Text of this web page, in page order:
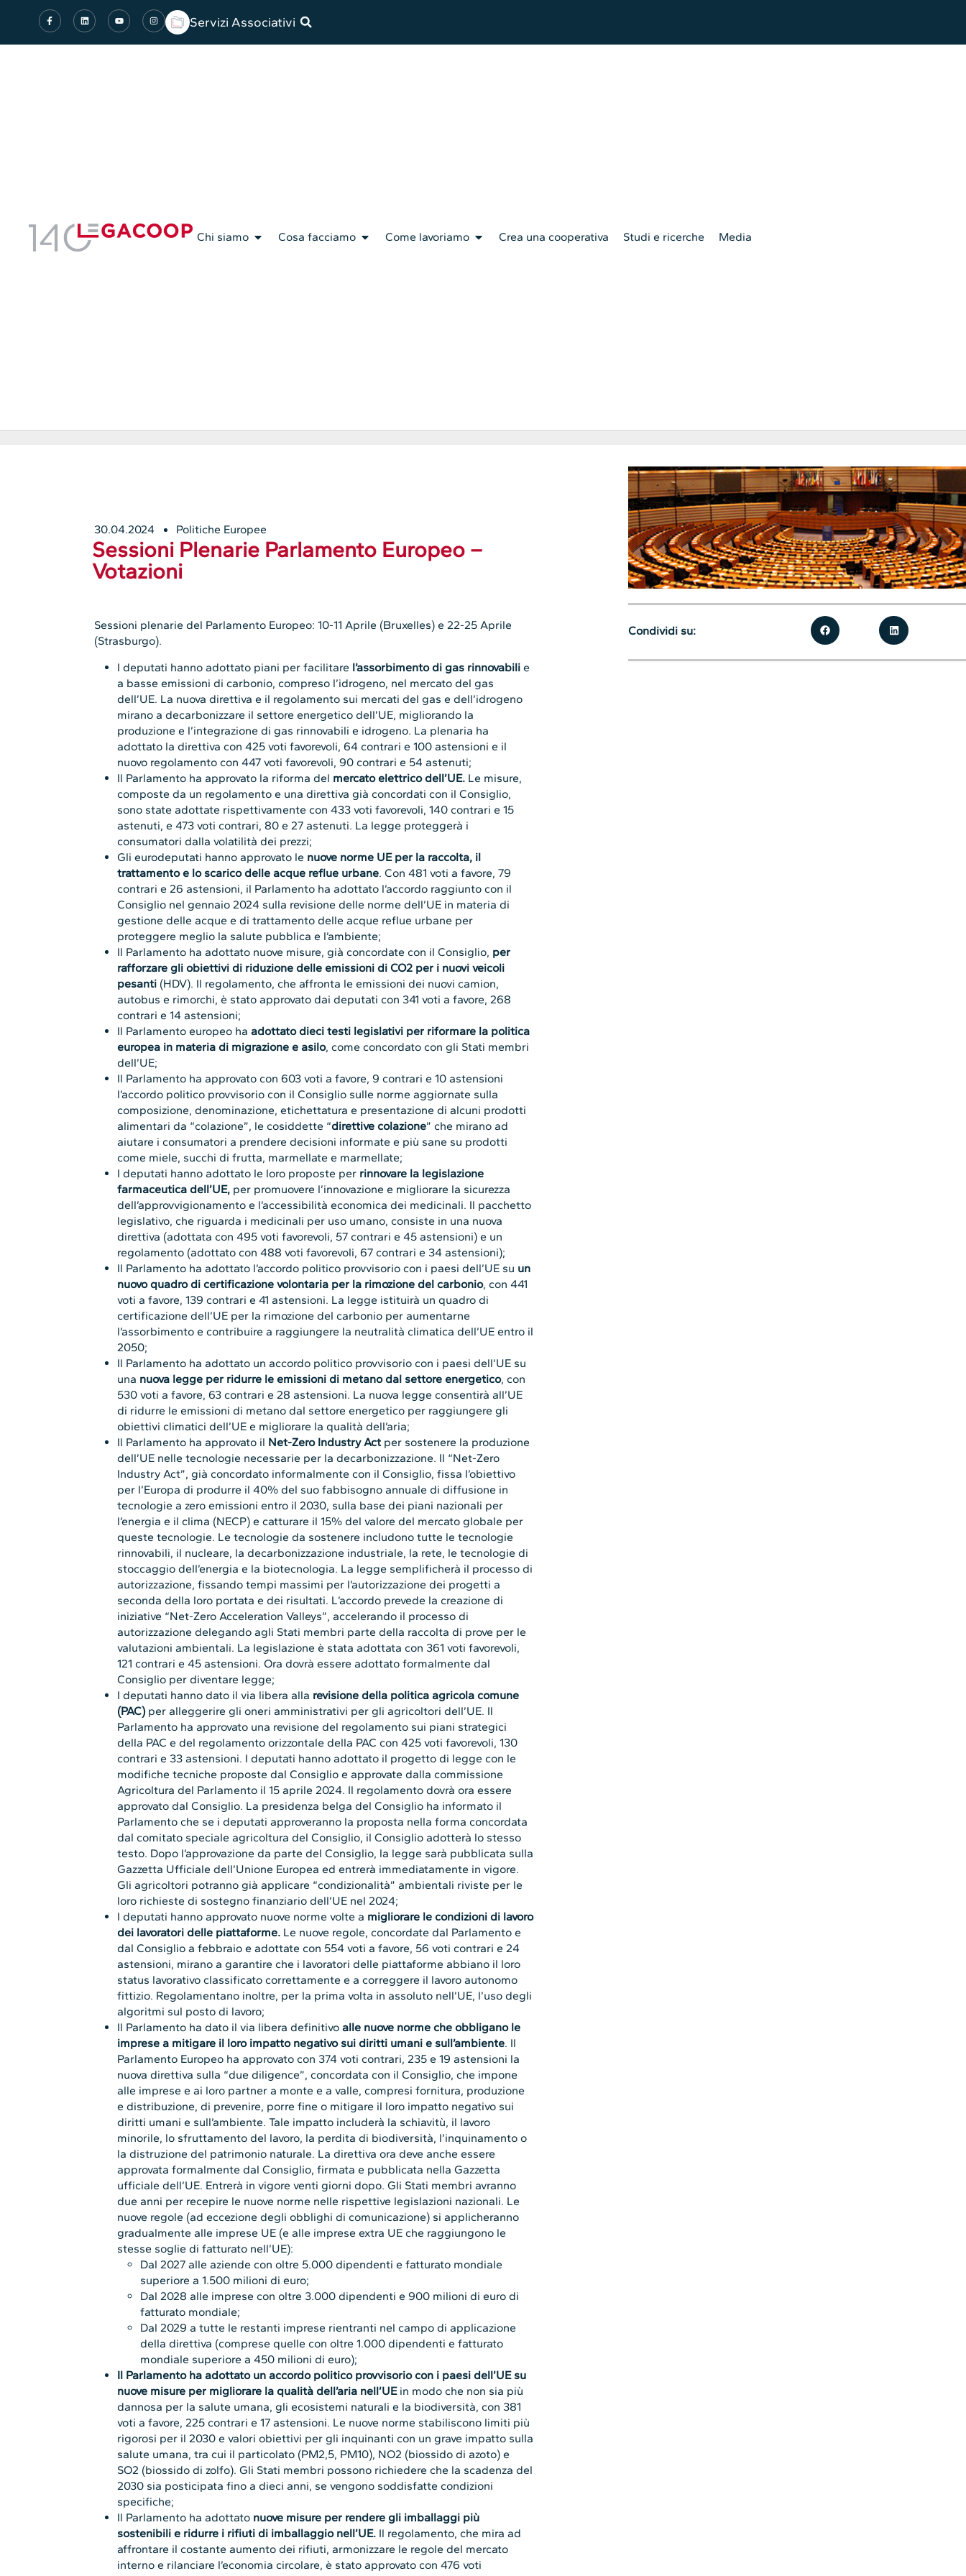
Servizi Associativi
Chi siamo Cosa facciamo Come lavoriamo Crea una cooperativa Studi e ricerche Media
30.04.2024 Politiche Europee
Sessioni Plenarie Parlamento Europeo –
Votazioni
Sessioni plenarie del Parlamento Europeo: 10-11 Aprile (Bruxelles) e 22-25 Aprile
(Strasburgo).
I deputati hanno adottato piani per facilitare l’assorbimento di gas rinnovabili e
a basse emissioni di carbonio, compreso l’idrogeno, nel mercato del gas
dell’UE. La nuova direttiva e il regolamento sui mercati del gas e dell’idrogeno
mirano a decarbonizzare il settore energetico dell’UE, migliorando la
produzione e l’integrazione di gas rinnovabili e idrogeno. La plenaria ha
adottato la direttiva con 425 voti favorevoli, 64 contrari e 100 astensioni e il
nuovo regolamento con 447 voti favorevoli, 90 contrari e 54 astenuti;
Il Parlamento ha approvato la riforma del mercato elettrico dell’UE. Le misure,
composte da un regolamento e una direttiva già concordati con il Consiglio,
sono state adottate rispettivamente con 433 voti favorevoli, 140 contrari e 15
astenuti, e 473 voti contrari, 80 e 27 astenuti. La legge proteggerà i
consumatori dalla volatilità dei prezzi;
Gli eurodeputati hanno approvato le nuove norme UE per la raccolta, il
trattamento e lo scarico delle acque reflue urbane. Con 481 voti a favore, 79
contrari e 26 astensioni, il Parlamento ha adottato l’accordo raggiunto con il
Consiglio nel gennaio 2024 sulla revisione delle norme dell’UE in materia di
gestione delle acque e di trattamento delle acque reflue urbane per
proteggere meglio la salute pubblica e l’ambiente;
Il Parlamento ha adottato nuove misure, già concordate con il Consiglio, per
rafforzare gli obiettivi di riduzione delle emissioni di CO2 per i nuovi veicoli
pesanti (HDV). Il regolamento, che affronta le emissioni dei nuovi camion,
autobus e rimorchi, è stato approvato dai deputati con 341 voti a favore, 268
contrari e 14 astensioni;
Il Parlamento europeo haadottato dieci testi legislativi per riformare la politica
europea in materia di migrazione e asilo, come concordato con gli Stati membri
dell’UE;
Il Parlamento ha approvato con 603 voti a favore, 9 contrari e 10 astensioni
l’accordo politico provvisorio con il Consiglio sulle norme aggiornate sulla
composizione, denominazione, etichettatura e presentazione di alcuni prodotti
alimentari da “colazione”, le cosiddette “direttive colazione” che mirano ad
aiutare i consumatori a prendere decisioni informate e più sane su prodotti
come miele, succhi di frutta, marmellate e marmellate;
I deputati hanno adottato le loro proposte per rinnovare la legislazione
farmaceutica dell’UE, per promuovere l’innovazione e migliorare la sicurezza
dell’approvvigionamento e l’accessibilità economica dei medicinali. Il pacchetto
legislativo, che riguarda i medicinali per uso umano, consiste in una nuova
direttiva (adottata con 495 voti favorevoli, 57 contrari e 45 astensioni) e un
regolamento (adottato con 488 voti favorevoli, 67 contrari e 34 astensioni);
Il Parlamento ha adottato l’accordo politico provvisorio con i paesi dell’UE su un
nuovo quadro di certificazione volontaria per la rimozione del carbonio, con 441
voti a favore, 139 contrari e 41 astensioni. La legge istituirà un quadro di
certificazione dell’UE per la rimozione del carbonio per aumentarne
l’assorbimento e contribuire a raggiungere la neutralità climatica dell’UE entro il
2050;
Il Parlamento ha adottato un accordo politico provvisorio con i paesi dell’UE su
una nuova legge per ridurre le emissioni di metano dal settore energetico, con
530 voti a favore, 63 contrari e 28 astensioni. La nuova legge consentirà all’UE
di ridurre le emissioni di metano dal settore energetico per raggiungere gli
obiettivi climatici dell’UE e migliorare la qualità dell’aria;
Il Parlamento ha approvato il Net-Zero Industry Act per sostenere la produzione
dell’UE nelle tecnologie necessarie per la decarbonizzazione. Il “Net-Zero
Industry Act”, già concordato informalmente con il Consiglio, fissa l’obiettivo
per l’Europa di produrre il 40% del suo fabbisogno annuale di diffusione in
tecnologie a zero emissioni entro il 2030, sulla base dei piani nazionali per
l’energia e il clima (NECP) e catturare il 15% del valore del mercato globale per
queste tecnologie. Le tecnologie da sostenere includono tutte le tecnologie
rinnovabili, il nucleare, la decarbonizzazione industriale, la rete, le tecnologie di
stoccaggio dell’energia e la biotecnologia. La legge semplificherà il processo di
autorizzazione, fissando tempi massimi per l’autorizzazione dei progetti a
seconda della loro portata e dei risultati. L’accordo prevede la creazione di
iniziative “Net-Zero Acceleration Valleys”, accelerando il processo di
autorizzazione delegando agli Stati membri parte della raccolta di prove per le
valutazioni ambientali. La legislazione è stata adottata con 361 voti favorevoli,
121 contrari e 45 astensioni. Ora dovrà essere adottato formalmente dal
Consiglio per diventare legge;
I deputati hanno dato il via libera alla revisione della politica agricola comune
(PAC)per alleggerire gli oneri amministrativi per gli agricoltori dell’UE. Il
Parlamento ha approvato una revisione del regolamento sui piani strategici
della PAC e del regolamento orizzontale della PAC con 425 voti favorevoli, 130
contrari e 33 astensioni. I deputati hanno adottato il progetto di legge con le
modifiche tecniche proposte dal Consiglio e approvate dalla commissione
Agricoltura del Parlamento il 15 aprile 2024. Il regolamento dovrà ora essere
approvato dal Consiglio. La presidenza belga del Consiglio ha informato il
Parlamento che se i deputati approveranno la proposta nella forma concordata
dal comitato speciale agricoltura del Consiglio, il Consiglio adotterà lo stesso
testo. Dopo l’approvazione da parte del Consiglio, la legge sarà pubblicata sulla
Gazzetta Ufficiale dell’Unione Europea ed entrerà immediatamente in vigore.
Gli agricoltori potranno già applicare “condizionalità” ambientali riviste per le
loro richieste di sostegno finanziario dell’UE nel 2024;
I deputati hanno approvato nuove norme volte a migliorare le condizioni di lavoro
dei lavoratori delle piattaforme. Le nuove regole, concordate dal Parlamento e
dal Consiglio a febbraio e adottate con 554 voti a favore, 56 voti contrari e 24
astensioni, mirano a garantire che i lavoratori delle piattaforme abbiano il loro
status lavorativo classificato correttamente e a correggere il lavoro autonomo
fittizio. Regolamentano inoltre, per la prima volta in assoluto nell’UE, l’uso degli
algoritmi sul posto di lavoro;
Il Parlamento ha dato il via libera definitivoalle nuove norme che obbligano le
imprese a mitigare il loro impatto negativo sui diritti umani e sull’ambiente. Il
Parlamento Europeo ha approvato con 374 voti contrari, 235 e 19 astensioni la
nuova direttiva sulla “due diligence”, concordata con il Consiglio, che impone
alle imprese e ai loro partner a monte e a valle, compresi fornitura, produzione
e distribuzione, di prevenire, porre fine o mitigare il loro impatto negativo sui
diritti umani e sull’ambiente. Tale impatto includerà la schiavitù, il lavoro
minorile, lo sfruttamento del lavoro, la perdita di biodiversità, l’inquinamento o
la distruzione del patrimonio naturale. La direttiva ora deve anche essere
approvata formalmente dal Consiglio, firmata e pubblicata nella Gazzetta
ufficiale dell’UE. Entrerà in vigore venti giorni dopo. Gli Stati membri avranno
due anni per recepire le nuove norme nelle rispettive legislazioni nazionali. Le
nuove regole (ad eccezione degli obblighi di comunicazione) si applicheranno
gradualmente alle imprese UE (e alle imprese extra UE che raggiungono le
stesse soglie di fatturato nell’UE):
Dal 2027 alle aziende con oltre 5.000 dipendenti e fatturato mondiale
superiore a 1.500 milioni di euro;
Dal 2028 alle imprese con oltre 3.000 dipendenti e 900 milioni di euro di
fatturato mondiale;
Dal 2029 a tutte le restanti imprese rientranti nel campo di applicazione
della direttiva (comprese quelle con oltre 1.000 dipendenti e fatturato
mondiale superiore a 450 milioni di euro);
Il Parlamento ha adottato un accordo politico provvisorio con i paesi dell’UE su
nuove misure per migliorare la qualità dell’aria nell’UEin modo che non sia più
dannosa per la salute umana, gli ecosistemi naturali e la biodiversità, con 381
voti a favore, 225 contrari e 17 astensioni. Le nuove norme stabiliscono limiti più
rigorosi per il 2030 e valori obiettivi per gli inquinanti con un grave impatto sulla
salute umana, tra cui il particolato (PM2,5, PM10), NO2 (biossido di azoto) e
SO2 (biossido di zolfo). Gli Stati membri possono richiedere che la scadenza del
2030 sia posticipata fino a dieci anni, se vengono soddisfatte condizioni
specifiche;
Il Parlamento ha adottato nuove misure per rendere gli imballaggi più
sostenibili e ridurre i rifiuti di imballaggio nell’UE. Il regolamento, che mira ad
affrontare il costante aumento dei rifiuti, armonizzare le regole del mercato
interno e rilanciare l’economia circolare, è stato approvato con 476 voti
Condividi su: